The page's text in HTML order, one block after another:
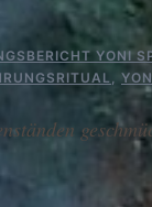
YONI
,